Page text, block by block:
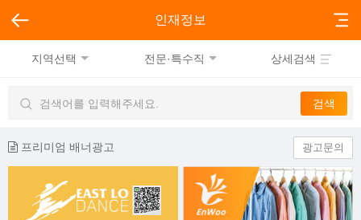
인재정보
지역선택 전문·특수직 상세검색
프리미엄 배너광고 광고문의